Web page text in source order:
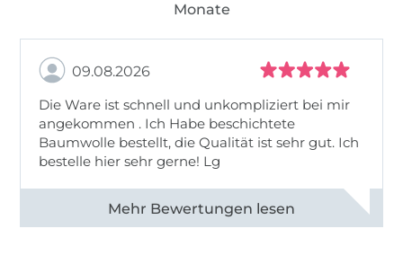
Monate
09.08.2026
Die Ware ist schnell und unkompliziert bei mir
angekommen . Ich Habe beschichtete
Baumwolle bestellt, die Qualität ist sehr gut. Ich
bestelle hier sehr gerne! Lg
Alle 83031 Bewertungen ansehen